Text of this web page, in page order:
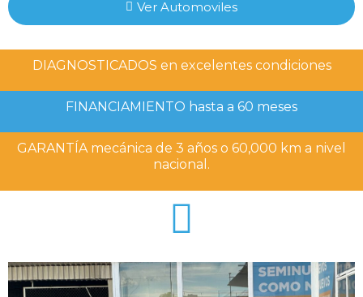
Ver Automoviles
DIAGNOSTICADOS en excelentes condiciones
FINANCIAMIENTO hasta a 60 meses
GARANTÍA mecánica de 3 años o 60,000 km a nivel
nacional.